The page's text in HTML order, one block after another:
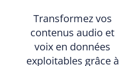
Transformez vos
contenus audio et
voix en données
exploitables grâce à